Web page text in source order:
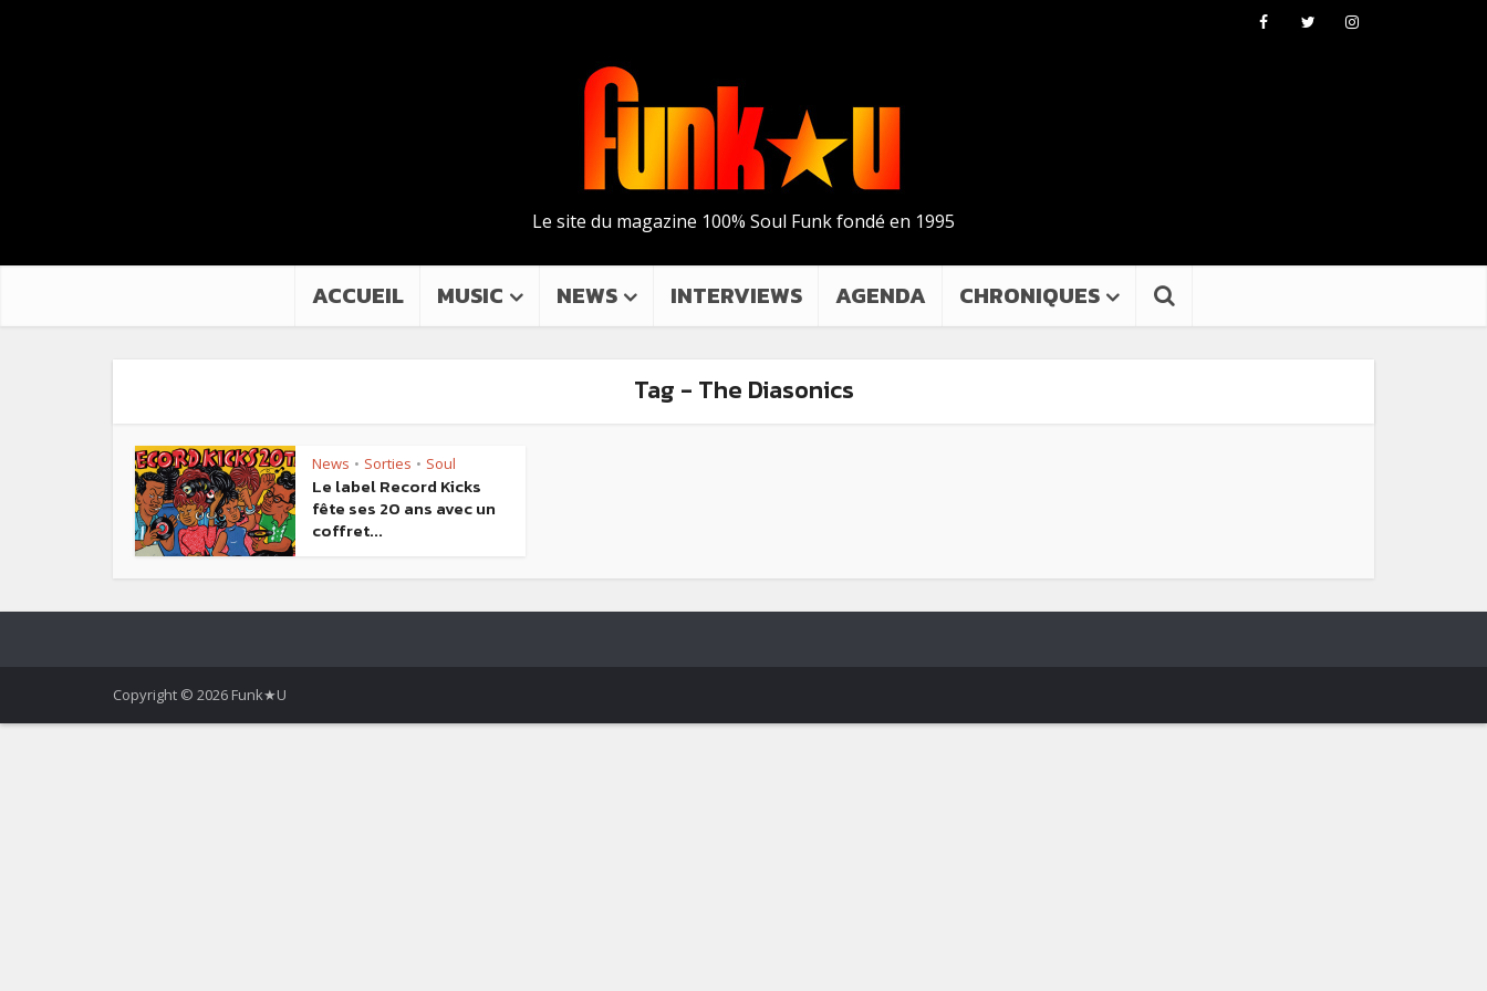
Le site du magazine 100% Soul Funk fondé en 1995
ACCUEIL MUSIC NEWS INTERVIEWS AGENDA CHRONIQUES
Tag - The Diasonics
News • Sorties • Soul
Le label Record Kicks
fête ses 20 ans avec un
coffret...
Copyright © 2026 Funk★U